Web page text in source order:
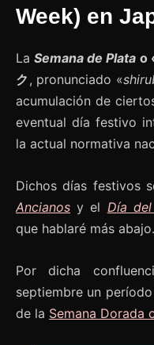
Week) en
LaSemana de Plata o
ク , pronunciado «
acumulación de
eventual día festivo
la actual normativa
Dichos días festivos
Ancianos y el Día
que hablaré más abajo.
Por dicha
septiembre un
de la Semana Dorada